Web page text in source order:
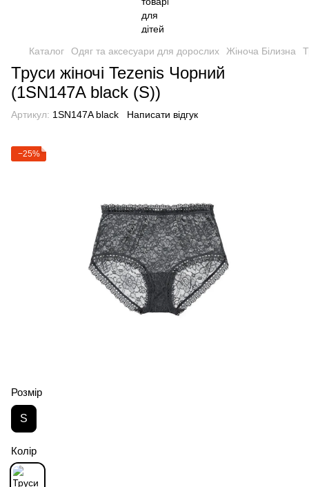
Каталог Одяг та аксесуари для дорослих Жіноча Білизна
Труси жіночі Tezenis Чорний
(1SN147A black (S))
Артикул: 1SN147A black Написати відгук
−25%
Розмір
S
Колір